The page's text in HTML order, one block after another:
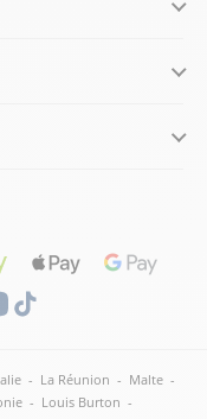
- La Réunion - Malte -
- Louis Burton -